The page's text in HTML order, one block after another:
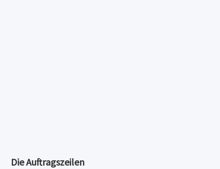
Die Auftragszeilen